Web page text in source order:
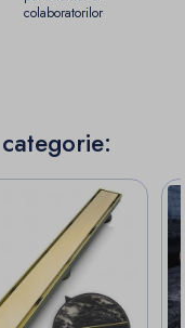
colaboratorilor